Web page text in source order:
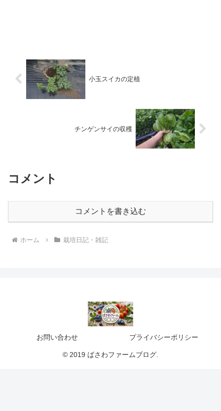
小玉スイカの定植
チンゲンサイの収穫
コメント
コメントを書き込む
ホーム 栽培日記・雑記
お問い合わせ プライバシーポリシー
© 2019 ばさわファームブログ.